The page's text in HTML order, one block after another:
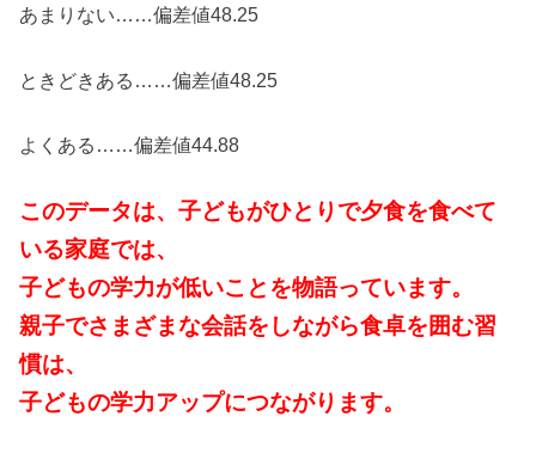
あまりない……偏差値48.25
ときどきある……偏差値48.25
よくある……偏差値44.88
このデータは、子どもがひとりで夕食を食べて
いる家庭では、
子どもの学力が低いことを物語っています。
親子でさまざまな会話をしながら食卓を囲む習
慣は、
子どもの学力アップにつながります。